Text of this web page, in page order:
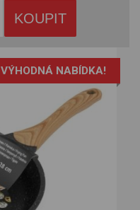
VÝHODNÁ NABÍDKA!